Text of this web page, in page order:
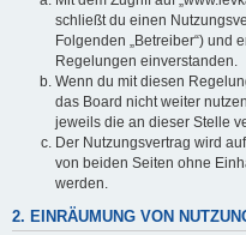
schließt du einen
Folgenden „Betreiber“) und
Regelungen einverstanden.
Wenn du mit diesen
das Board nicht weiter
jeweils die an dieser Stelle
Der Nutzungsvertrag wird
von beiden Seiten ohne
werden.
2. EINRÄUMUNG VON